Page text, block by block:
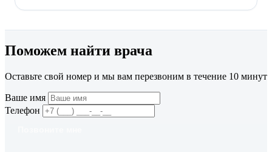
Поможем найти врача
Оставьте свой номер и мы вам перезвоним в течение 10 минут
Ваше имя
Телефон